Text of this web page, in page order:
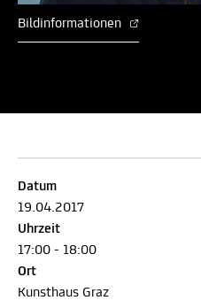
Bildinformationen
Datum
19.04.2017
Uhrzeit
17:00 - 18:00
Ort
Kunsthaus Graz